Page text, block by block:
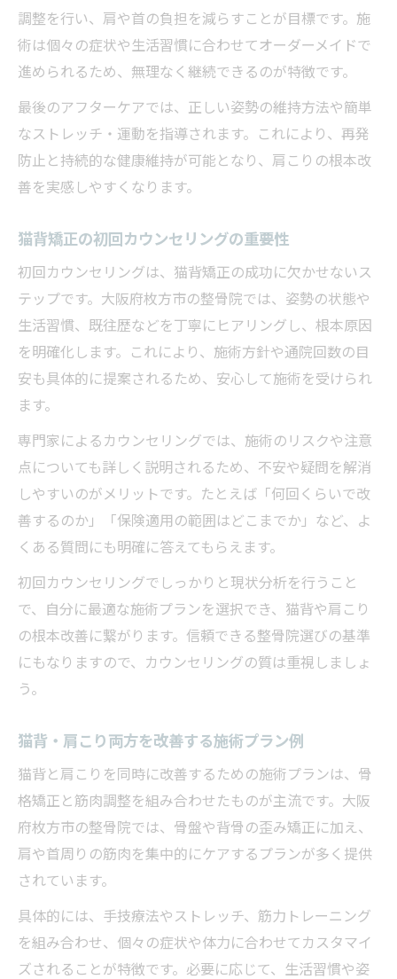
調整を行い、肩や首の負担を減らすことが目標です。施
術は個々の症状や生活習慣に合わせてオーダーメイドで
進められるため、無理なく継続できるのが特徴です。
最後のアフターケアでは、正しい姿勢の維持方法や簡単
なストレッチ・運動を指導されます。これにより、再発
防止と持続的な健康維持が可能となり、肩こりの根本改
善を実感しやすくなります。
猫背矯正の初回カウンセリングの重要性
初回カウンセリングは、猫背矯正の成功に欠かせないス
テップです。大阪府枚方市の整骨院では、姿勢の状態や
生活習慣、既往歴などを丁寧にヒアリングし、根本原因
を明確化します。これにより、施術方針や通院回数の目
安も具体的に提案されるため、安心して施術を受けられ
ます。
専門家によるカウンセリングでは、施術のリスクや注意
点についても詳しく説明されるため、不安や疑問を解消
しやすいのがメリットです。たとえば「何回くらいで改
善するのか」「保険適用の範囲はどこまでか」など、よ
くある質問にも明確に答えてもらえます。
初回カウンセリングでしっかりと現状分析を行うこと
で、自分に最適な施術プランを選択でき、猫背や肩こり
の根本改善に繋がります。信頼できる整骨院選びの基準
にもなりますので、カウンセリングの質は重視しましょ
う。
猫背・肩こり両方を改善する施術プラン例
猫背と肩こりを同時に改善するための施術プランは、骨
格矯正と筋肉調整を組み合わせたものが主流です。大阪
府枚方市の整骨院では、骨盤や背骨の歪み矯正に加え、
肩や首周りの筋肉を集中的にケアするプランが多く提供
されています。
具体的には、手技療法やストレッチ、筋力トレーニング
を組み合わせ、個々の症状や体力に合わせてカスタマイ
ズされることが特徴です。必要に応じて、生活習慣や姿